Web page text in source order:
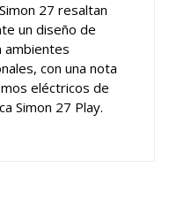
27 resaltan
un diseño de
ambientes
con una nota
eléctricos de
Simon 27 Play.